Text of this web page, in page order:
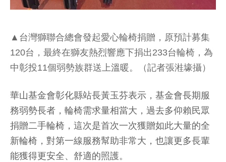
▲台灣獅聯合總會發起愛心輪椅捐贈，原預計募集
120台，最終在獅友熱烈響應下捐出233台輪椅，為
中彰投11個弱勢族群送上溫暖。（記者張溎壕攝）
華山基金會彰化縣站長黃玉芬表示，基金會長期服
務弱勢長者，輪椅需求量相當大，過去多仰賴民眾
捐贈二手輪椅，這次是首次一次獲贈如此大量的全
新輪椅，對第一線服務幫助非常大，也讓更多長輩
能獲得更安全、舒適的照護。